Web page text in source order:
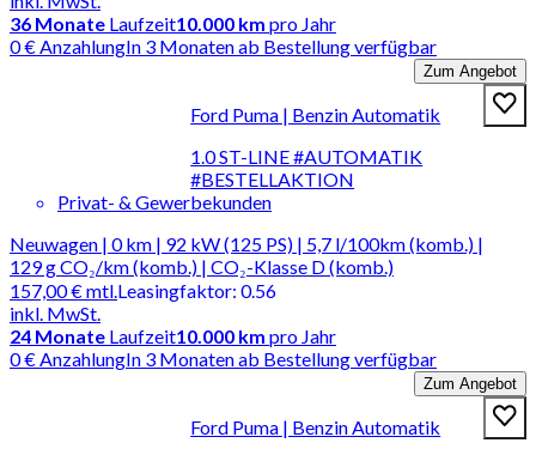
36 Monate Laufzeit10.000 km pro Jahr
0 € AnzahlungIn 3 Monaten ab Bestellung verfügbar
Zum Angebot
Ford Puma | Benzin Automatik
1.0 ST-LINE #AUTOMATIK
#BESTELLAKTION
Privat- & Gewerbekunden
Neuwagen | 0 km | 92 kW (125 PS) | 5,7 l/100km (komb.) |
129 g CO₂/km (komb.) | CO₂-Klasse D (komb.)
157,00 €mtl.
inkl. MwSt.
Leasingfaktor: 0.56
24 Monate Laufzeit10.000 km pro Jahr
0 € AnzahlungIn 3 Monaten ab Bestellung verfügbar
Zum Angebot
Ford Puma | Benzin Automatik